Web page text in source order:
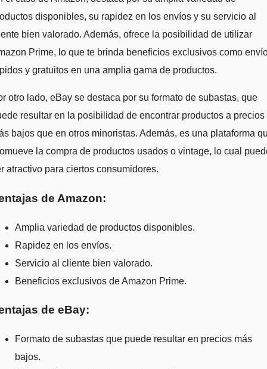
disponibles, su rapidez en los envíos y su servicio al
bien valorado. Además, ofrece la posibilidad de utilizar
Prime, lo que te brinda beneficios exclusivos como
y gratuitos en una amplia gama de productos.
otro lado, eBay se destaca por su formato de subastas, que
resultar en la posibilidad de encontrar productos a precios
bajos que en otros minoristas. Además, es una plataforma
la compra de productos usados o vintage, lo cual
atractivo para ciertos consumidores.
de Amazon:
Amplia variedad de productos disponibles.
Rapidez en los envíos.
Servicio al cliente bien valorado.
Beneficios exclusivos de Amazon Prime.
de eBay:
Formato de subastas que puede resultar en precios más
bajos.